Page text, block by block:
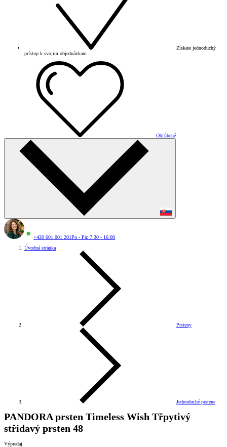
Získate jednoduchý
prístup k svojim objednávkam
Obľúbené
+420 601 001 201Po - Pá: 7:30 - 16:00
Úvodná stránka
Prsteny
Jednoduché prstene
PANDORA prsten Timeless Wish Třpytivý
střídavý prsten 48
Výpredaj